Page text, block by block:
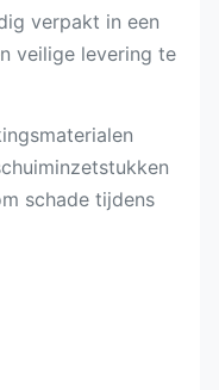
verpakt in een
veilige levering te
schade tijdens